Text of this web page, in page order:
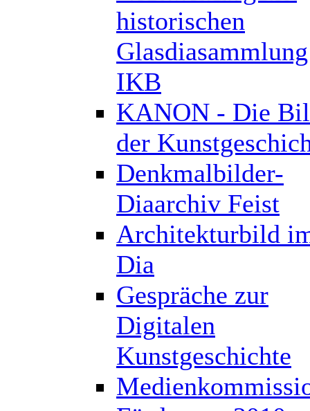
historischen
IKB
KANON - Die
der
Denkmalbilder-
Diaarchiv Feist
Architekturbild
Dia
Gespräche zur
Digitalen
Kunstgeschichte